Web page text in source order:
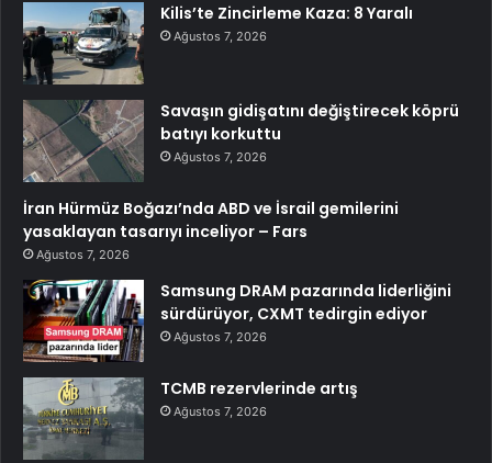
Kilis’te Zincirleme Kaza: 8 Yaralı
Ağustos 7, 2026
Savaşın gidişatını değiştirecek köprü
batıyı korkuttu
Ağustos 7, 2026
İran Hürmüz Boğazı’nda ABD ve İsrail gemilerini
yasaklayan tasarıyı inceliyor – Fars
Ağustos 7, 2026
Samsung DRAM pazarında liderliğini
sürdürüyor, CXMT tedirgin ediyor
Ağustos 7, 2026
TCMB rezervlerinde artış
Ağustos 7, 2026